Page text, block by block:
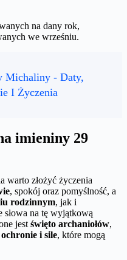
na dany rok,
we wrześniu.
Michaliny - Daty,
I Życzenia
imieniny 29
warto złożyć życzenia
, spokój oraz pomyślność, a
rodzinnym, jak i
na tę wyjątkową
jest święto archaniołów,
ochronie i sile, które mogą